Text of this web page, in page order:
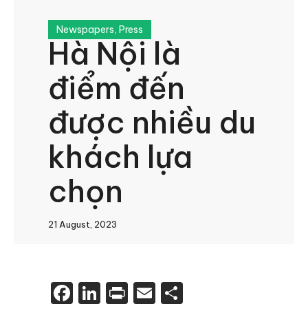
Newspapers, Press
Hà Nội là
điểm đến
được nhiều du
khách lựa
chọn
21 August, 2023
Facebook
LinkedIn
PrintEmail